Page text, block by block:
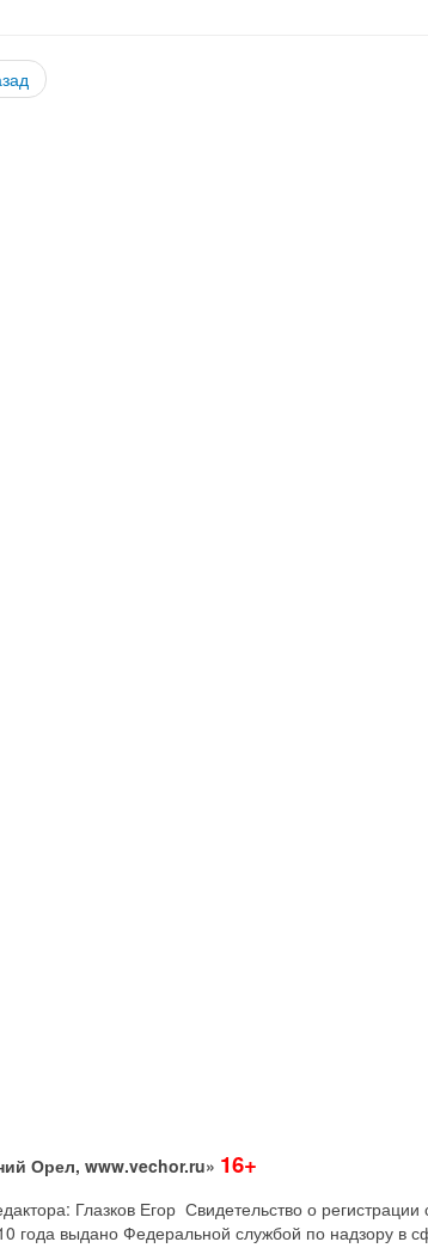
Орел, www.vechor.ru» 16+
Глазков Егор Свидетельство о
выдано Федеральной службой по надзору в